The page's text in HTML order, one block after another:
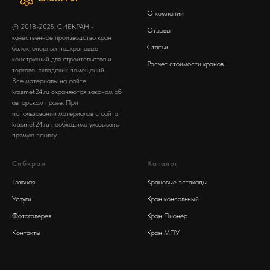
© 2018-2025. СИБКРАН -
качественное производство кран
балок, опорных подкрановые
конструкций для строительства и
торгово-складских помещений.
Все материалы на сайте
krasmet24.ru охраняются законом об
авторском праве. При
использовании материалов с сайта
krasmet24.ru необходимо указывать
прямую ссылку.
О компании
Отзывы
Статьи
Расчет стоимости кранов
Сибкран
Главная
Услуги
Фотогалерея
Контакты
Каталог
Крановые эстакады
Кран консольный
Кран Пионер
Кран МПУ